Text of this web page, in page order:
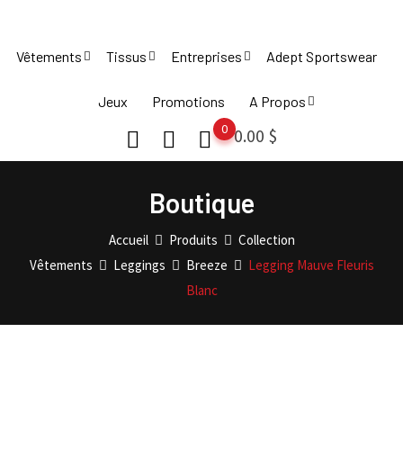
content
Vêtements Tissus Entreprises Adept Sportswear
Jeux Promotions A Propos
0.00 $
0
Boutique
Accueil Produits
Collection
Vêtements
Leggings Breeze
Legging Mauve Fleuris
Blanc